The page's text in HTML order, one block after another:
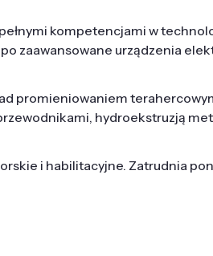
kompetencjami w
zaawansowane urządzenia
promieniowaniem
hydroekstruzją
i habilitacyjne. Zatrudnia